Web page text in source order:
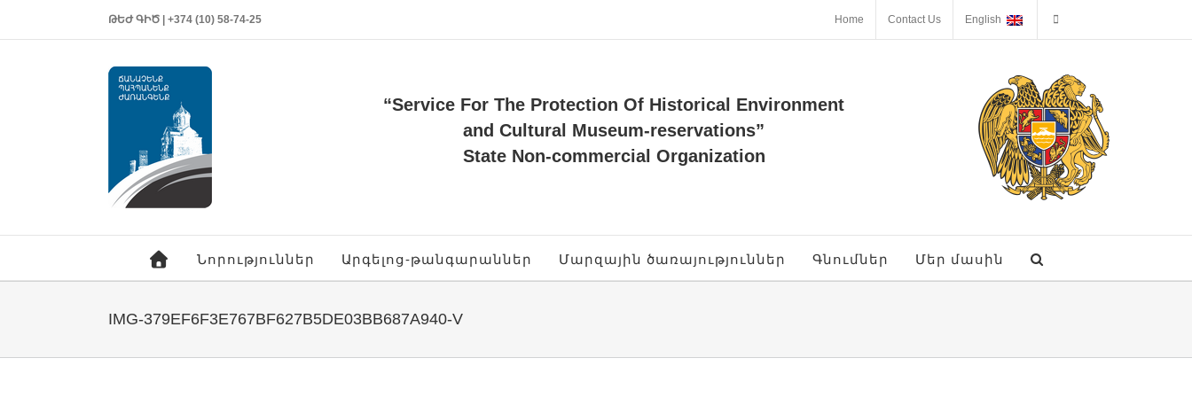
ԹԵԺ ԳԻԾ | +374 (10) 58-74-25 Home Contact Us English
“Service For The Protection Of Historical Environment
and Cultural Museum-reservations”
State Non-commercial Organization
Նորություններ Արգելոց-թանգարաններ Մարզային ծառայություններ Գնումներ Մեր մասին
IMG-379EF6F3E767BF627B5DE03BB687A940-V